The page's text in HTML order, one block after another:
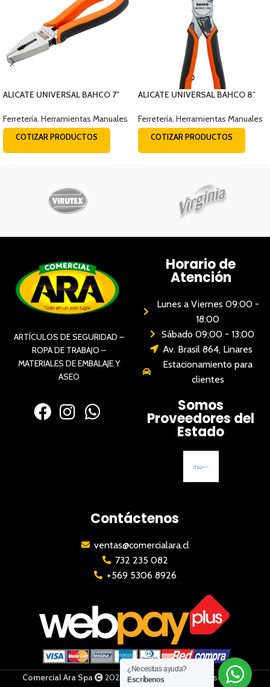
ALICATE UNIVERSAL BAHCO 7″
Ferretería Herramientas Manuales
COTIZAR PRODUCTOS
ALICATE UNIVERSAL BAHCO 8″
Ferretería Herramientas Manuales
COTIZAR PRODUCTOS
ARTÍCULOS DE SEGURIDAD –
ROPA DE TRABAJO –
MATERIALES DE EMBALAJE Y
ASEO
Horario de
Atención
Lunes a Viernes 09:00 -
18:00
Sábado 09:00 - 13:00
Av. Brasil 864, Linares
Estacionamiento para
clientes
Somos
Proveedores del
Estado
Contáctenos
ventas@comercialara.cl
732 235 082
+569 5306 8926
Comercial Ara Spa 2023 | Todos los derechos reservados
¿Necesitas ayuda?
Escríbenos